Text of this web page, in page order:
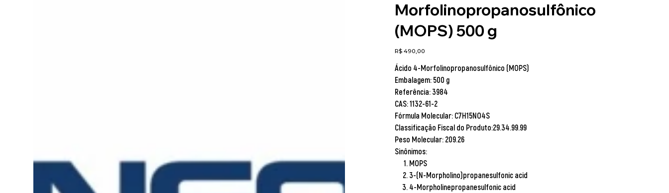
Morfolinopropanosulfônico
(MOPS) 500 g
Preço
R$ 490,00
Ácido 4-Morfolinopropanosulfônico (MOPS)
Embalagem:500 g
Referência:3984
CAS:1132-61-2
Fórmula Molecular:C7H15NO4S
Classificação Fiscal do Produto:29.34.99.99
Peso Molecular: 209.26
Sinônimos:
MOPS
3-(N-Morpholino)propanesulfonic acid
4-Morpholinepropanesulfonic acid